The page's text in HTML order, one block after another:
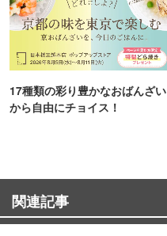
17種類の彩り豊かなおばんざい
から自由にチョイス！
関連記事